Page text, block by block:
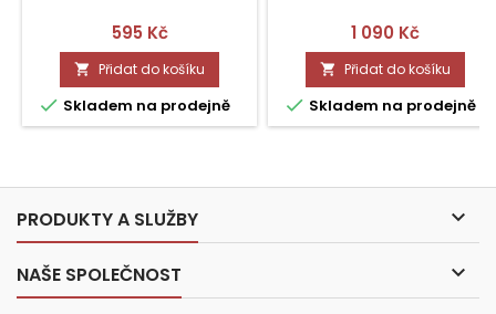
Cena
595 Kč
 Přidat do košíku
 Skladem na prodejně
Cena
1 090 Kč
 Přidat do košíku
 Skladem na prodejně
PRODUKTY A SLUŽBY 
NAŠE SPOLEČNOST 